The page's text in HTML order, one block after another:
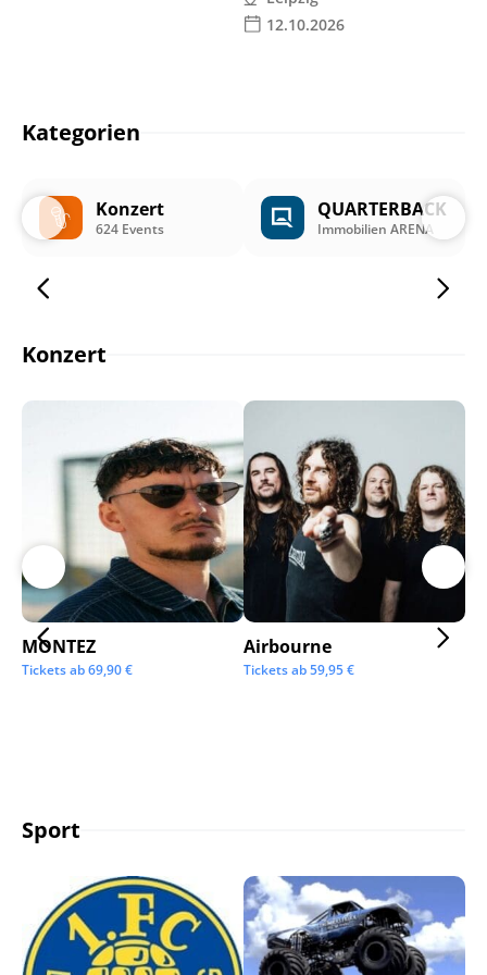
12.10.2026
Kategorien
Konzert
624 Events
QUARTERBACK
Immobilien ARENA
Konzert
MONTEZ
Tickets ab69,90€
Airbourne
Tickets ab59,95€
Sport